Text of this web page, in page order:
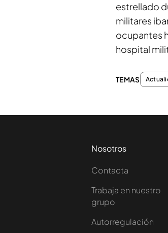
estrellado
militares
ocupantes
hospital
TEMAS
Nosotros
Contacta
Trabaja en nuestro
grupo
Autorregulación